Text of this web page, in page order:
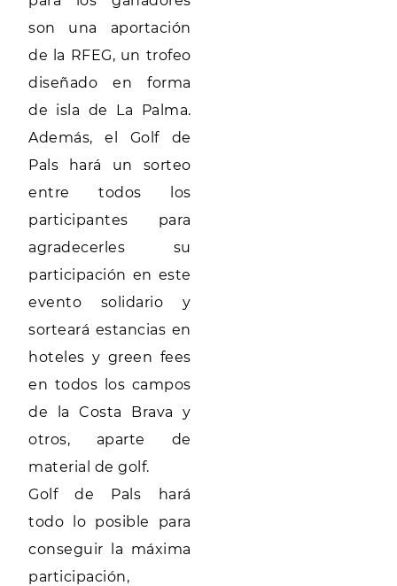
son una aportación
de la RFEG, un trofeo
diseñado en forma
de isla de La Palma.
Además, el Golf de
Pals hará un sorteo
entre todos los
participantes para
agradecerles su
participación en este
evento solidario y
sorteará estancias en
hoteles y green fees
en todos los campos
de la Costa Brava y
otros, aparte de
material de golf.
Golf de Pals hará
todo lo posible para
conseguir la máxima
participación,